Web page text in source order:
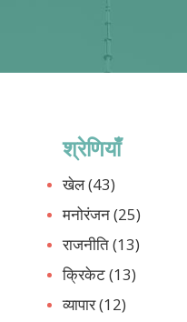
श्रेणियाँ
खेल(43)
मनोरंजन(25)
राजनीति(13)
क्रिकेट(13)
व्यापार(12)